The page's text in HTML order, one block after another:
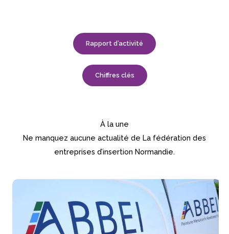
Rapport d’activité
Chiffres clés
À la une
Ne manquez aucune actualité de La fédération des
entreprises d’insertion Normandie.